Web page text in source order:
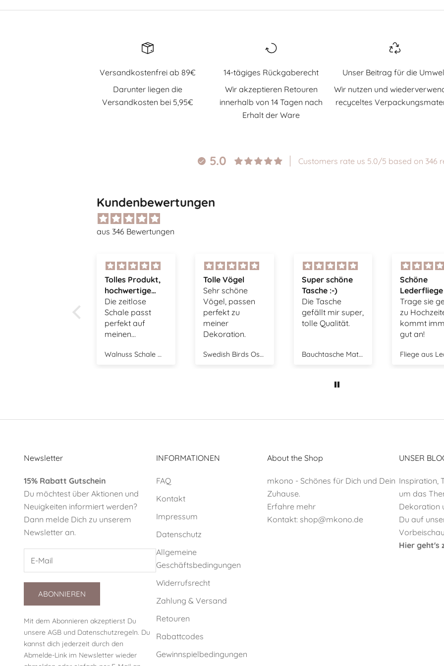
Versandkostenfrei ab 89€
Darunter liegen die
Versandkosten bei 5,95€
14-tägiges Rückgaberecht
Wir akzeptieren Retouren
innerhalb von 14 Tagen nach
Erhalt der Ware
Unser Beitrag für die
Wir nutzen und
recyceltes
5.0 Customers rate us 5.0/5 based on 346
Kundenbewertungen
aus 346 Bewertungen
Tolle Vögel
Sehr schöne
Vögel, passen
perfekt zu
meiner
Dekoration.
Swedish Birds Osterdekoration 2er Set - mole dot
Super schöne
Tasche :-)
Die Tasche
gefällt mir super,
tolle Qualität.
Bauchtasche Mateo - beige
Schöne
Lederfliege
Trage sie gerne
zu Hochzeiten,
kommt immer
Fliege aus Leder - braun
Sehr schöner
Ring, tolle
Bestellung
freundlichem
sicherlich
Ring Bella -
Newsletter
15% Rabatt Gutschein
Du möchtest über Aktionen und
Neuigkeiten informiert werden?
Dann melde Dich zu unserem
Newsletter an.
ABONNIEREN
Mit dem Abonnieren akzeptierst Du
unsere AGB und Datenschutzregeln. Du
kannst dich jederzeit durch den
Abmelde-Link im Newsletter wieder
INFORMATIONEN
FAQ
Kontakt
Impressum
Datenschutz
Allgemeine
Geschäftsbedingungen
Widerrufsrecht
Zahlung & Versand
Retouren
Rabattcodes
Gewinnspielbedingungen
About the Shop
mkono - Schönes für Dich und Dein
Zuhause.
Erfahre mehr
Kontakt: shop@mkono.de
UNSER
Inspiration,
um das
Dekoration
Du auf
Hier geht's